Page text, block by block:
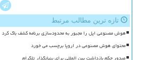
تازه ترین مطالب مرتبط
هوش مصنوعی اپل را مجبور به محدودسازی برنامه کشف باگ کرد
محتوای هوش مصنوعی در اروپا برچسب می خورد
صدور حکم بازداشت بین المللی برای بنیانگذار تلگرام